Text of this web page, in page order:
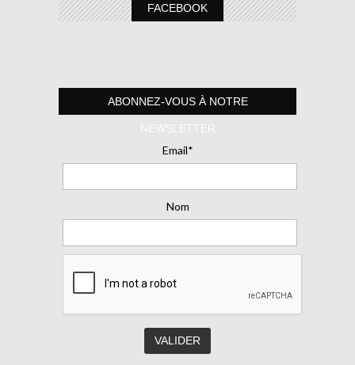
FACEBOOK
ABONNEZ-VOUS À NOTRE
NEWSLETTER
Email*
Nom